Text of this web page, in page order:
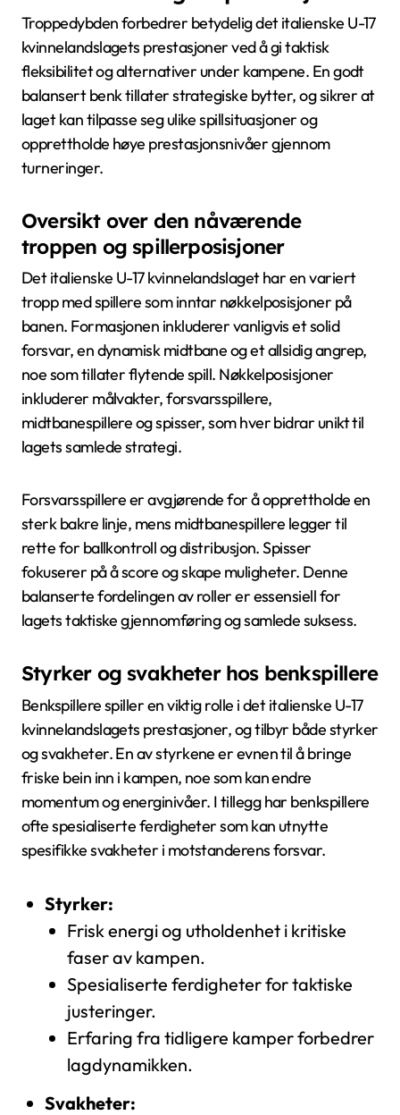
Troppedybden forbedrer betydelig det italienske U-17
kvinnelandslagets prestasjoner ved å gi taktisk
fleksibilitet og alternativer under kampene. En godt
balansert benk tillater strategiske bytter, og sikrer at
laget kan tilpasse seg ulike spillsituasjoner og
opprettholde høye prestasjonsnivåer gjennom
turneringer.
Oversikt over den nåværende
troppen og spillerposisjoner
Det italienske U-17 kvinnelandslaget har en variert
tropp med spillere som inntar nøkkelposisjoner på
banen. Formasjonen inkluderer vanligvis et solid
forsvar, en dynamisk midtbane og et allsidig angrep,
noe som tillater flytende spill. Nøkkelposisjoner
inkluderer målvakter, forsvarsspillere,
midtbanespillere og spisser, som hver bidrar unikt til
lagets samlede strategi.
Forsvarsspillere er avgjørende for å opprettholde en
sterk bakre linje, mens midtbanespillere legger til
rette for ballkontroll og distribusjon. Spisser
fokuserer på å score og skape muligheter. Denne
balanserte fordelingen av roller er essensiell for
lagets taktiske gjennomføring og samlede suksess.
Styrker og svakheter hos benkspillere
Benkspillere spiller en viktig rolle i det italienske U-17
kvinnelandslagets prestasjoner, og tilbyr både styrker
og svakheter. En av styrkene er evnen til å bringe
friske bein inn i kampen, noe som kan endre
momentum og energinivåer. I tillegg har benkspillere
ofte spesialiserte ferdigheter som kan utnytte
spesifikke svakheter i motstanderens forsvar.
Styrker:
Frisk energi og utholdenhet i kritiske
faser av kampen.
Spesialiserte ferdigheter for taktiske
justeringer.
Erfaring fra tidligere kamper forbedrer
lagdynamikken.
Svakheter: